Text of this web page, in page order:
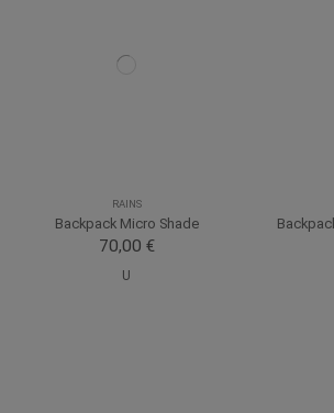
RAINS
Backpack Micro Shade
70,00 €
U